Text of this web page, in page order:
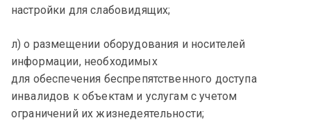
настройки для слабовидящих;
л) о размещении оборудования и носителей
информации, необходимых
для обеспечения беспрепятственного доступа
инвалидов к объектам и услугам с учетом
ограничений их жизнедеятельности;